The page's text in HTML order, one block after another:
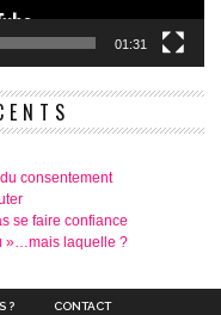
01:31
consentement
se faire confiance
»…mais laquelle ?
? CONTACT